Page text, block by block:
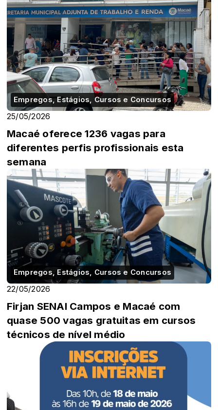
Empregos, Estágios, Cursos e Concursos
25/05/2026
Macaé oferece 1236 vagas para
diferentes perfis profissionais esta
semana
Empregos, Estágios, Cursos e Concursos
22/05/2026
Firjan SENAI Campos e Macaé com
quase 500 vagas gratuitas em cursos
técnicos de nível médio